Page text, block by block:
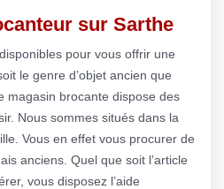
sur Sarthe
pour vous offrir une
le genre d’objet ancien que
magasin brocante dispose des
Nous sommes situés dans la
Vous en effet vous procurer de
anciens. Quel que soit l’article
vous disposez l’aide